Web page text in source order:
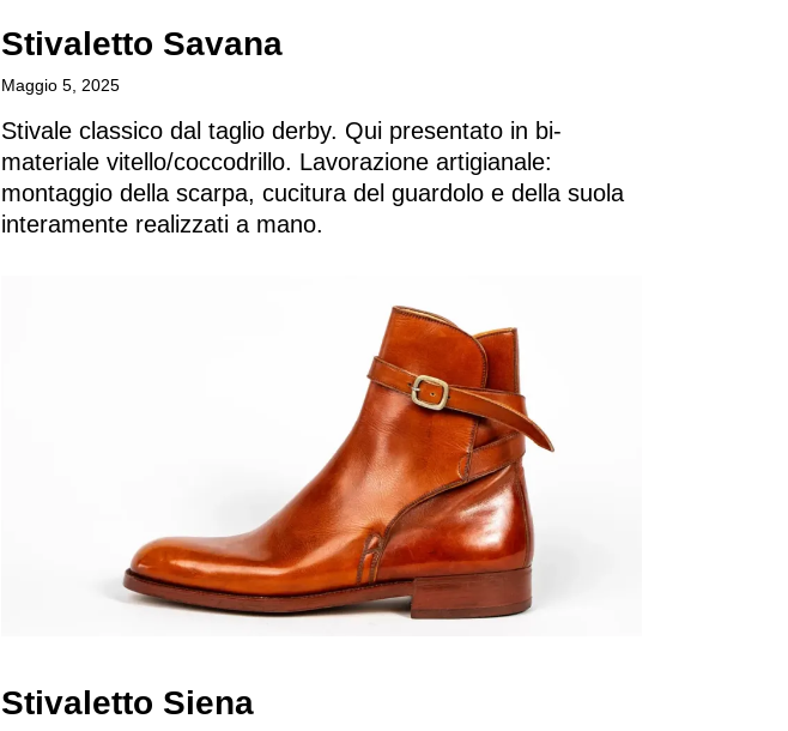
Stivaletto Savana​
Maggio 5, 2025
Stivale classico dal taglio derby. Qui presentato in bi-
materiale vitello/coccodrillo. Lavorazione artigianale:
montaggio della scarpa, cucitura del guardolo e della suola
interamente realizzati a mano.
Stivaletto Siena​